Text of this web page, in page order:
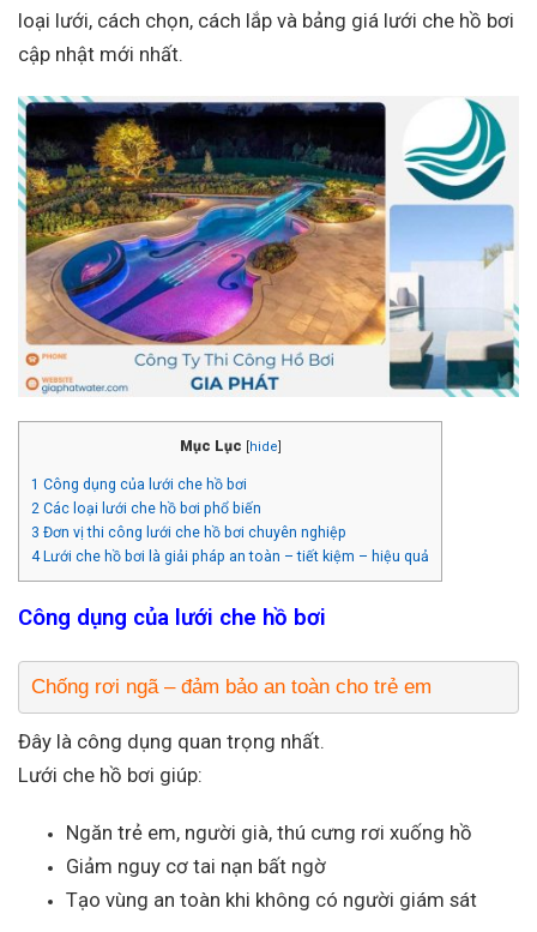
loại lưới, cách chọn, cách lắp và bảng giá lưới che hồ bơi
cập nhật mới nhất.
Mục Lục [hide]
1 Công dụng của lưới che hồ bơi
2 Các loại lưới che hồ bơi phổ biến
3 Đơn vị thi công lưới che hồ bơi chuyên nghiệp
4Lưới che hồ bơi là giải pháp an toàn – tiết kiệm – hiệu quả
Công dụng của lưới che hồ bơi
Chống rơi ngã – đảm bảo an toàn cho trẻ em
Đây là công dụng quan trọng nhất.
Lưới che hồ bơi giúp:
Ngăn trẻ em, người già, thú cưng rơi xuống hồ
Giảm nguy cơ tai nạn bất ngờ
Tạo vùng an toàn khi không có người giám sát